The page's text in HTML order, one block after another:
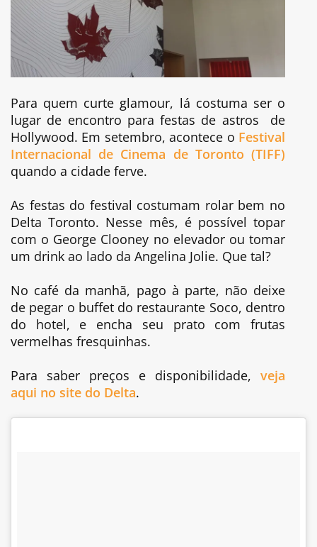
Para quem curte glamour, lá costuma ser o
lugar de encontro para festas de astros de
Hollywood. Em setembro, acontece o Festival
Internacional de Cinema de Toronto (TIFF)
quando a cidade ferve.
As festas do festival costumam rolar bem no
Delta Toronto. Nesse mês, é possível topar
com o George Clooney no elevador ou tomar
um drink ao lado da Angelina Jolie. Que tal?
No café da manhã, pago à parte, não deixe
de pegar o buffet do restaurante Soco, dentro
do hotel, e encha seu prato com frutas
vermelhas fresquinhas.
Para saber preços e disponibilidade, veja
aqui no site do Delta.